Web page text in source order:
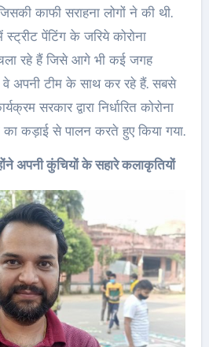
काफी सराहना लोगों ने की थी.
पेंटिंग के जरिये कोरोना
रहे हैं जिसे आगे भी कई जगह
वे अपनी टीम के साथ कर रहे हैं. सबसे
सरकार द्वारा निर्धारित कोरोना
कड़ाई से पालन करते हुए किया गया.
अपनी कुंचियों के सहारे कलाकृतियों